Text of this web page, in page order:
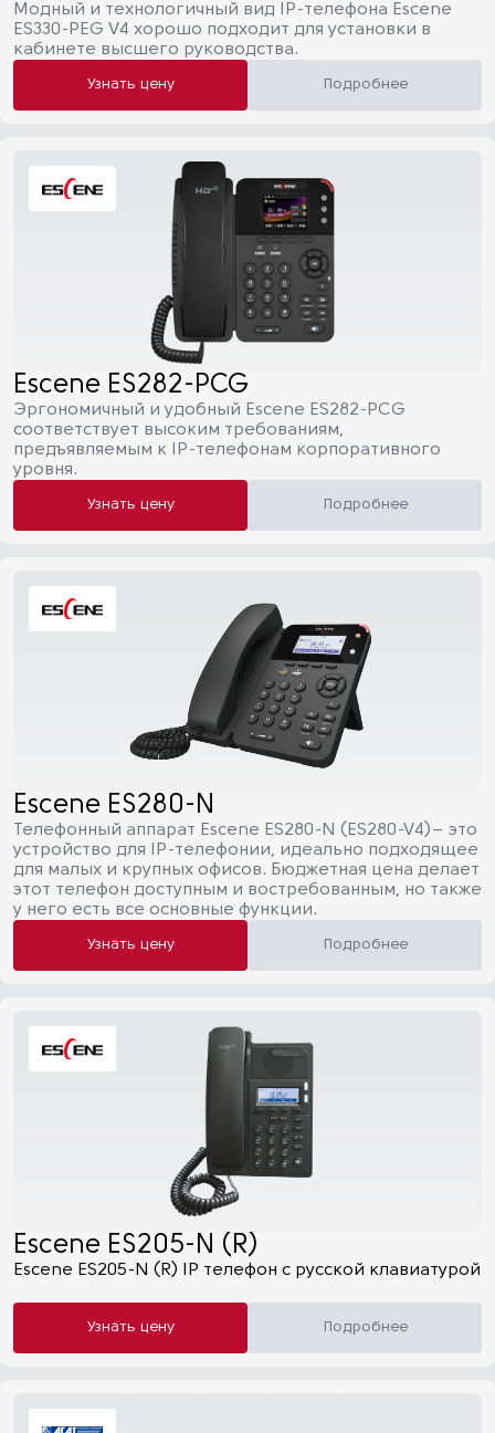
Модный и технологичный вид IP-телефона Escene
ES330-PEG V4 хорошо подходит для установки в
кабинете высшего руководства.
Узнать цену Подробнее
Escene ES282-PCG
Эргономичный и удобный Escene ES282-PCG
соответствует высоким требованиям,
предъявляемым к IP-телефонам корпоративного
уровня.
Узнать цену Подробнее
Escene ES280-N
Телефонный аппарат Escene ES280-N (ES280-V4)– это
устройство для IP-телефонии, идеально подходящее
для малых и крупных офисов. Бюджетная цена делает
этот телефон доступным и востребованным, но также
у него есть все основные функции.
Узнать цену Подробнее
Escene ES205-N (R)
Escene ES205-N (R) IP телефон с русской клавиатурой
Узнать цену Подробнее